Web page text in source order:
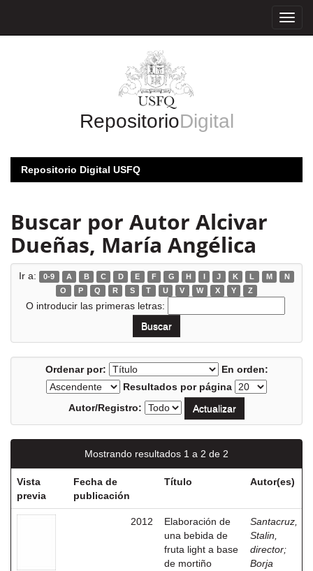
RepositorioDigital
Repositorio Digital USFQ
Buscar por Autor Alcivar
Dueñas, María Angélica
Ir a: 0-9 A B C D E F G H I J K L M
N
O
P Q R S T U V W X Y Z
O introducir las primeras letras:
Ordenar por:
En orden:
Resultados por página
Autor/Registro:
Mostrando resultados 1 a 2 de 2
Vista
previa
Fecha de
publicación
Título Autor(es)
2012
Elaboración de
una bebida de
fruta light a base
de mortiño
Santacruz,
Stalin,
director;
Borja